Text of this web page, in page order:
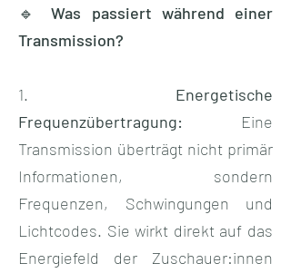
🔹 Was passiert während einer
Transmission?
1. Energetische
Frequenzübertragung: Eine
Transmission überträgt nicht primär
Informationen, sondern
Frequenzen, Schwingungen und
Lichtcodes. Sie wirkt direkt auf das
Energiefeld der Zuschauer:innen